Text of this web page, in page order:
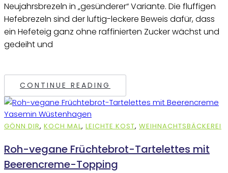
Neujahrsbrezeln in „gesünderer“ Variante. Die fluffigen
Hefebrezeln sind der luftig-leckere Beweis dafür, dass
ein Hefeteig ganz ohne raffinierten Zucker wächst und
gedeiht und
CONTINUE READING
GÖNN DIR, KOCH MAL, LEICHTE KOST, WEIHNACHTSBÄCKEREI
Roh-vegane Früchtebrot-Tartelettes mit
Beerencreme-Topping